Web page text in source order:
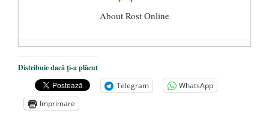
About Rost Online
Dezvăluiri cutremurătoare despre
președintele Ucrainei, Volodymyr
Zelensky
- 13 mai 2026
Statul care servește Națiunea
Distribuie dacă ți-a plăcut
Telegram
WhatsApp
Imprimare